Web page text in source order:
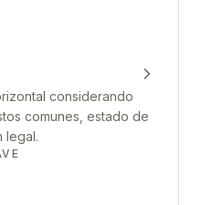
considerando
comunes, estado de
legal.